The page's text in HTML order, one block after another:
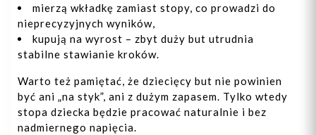
mierzą wkładkę zamiast stopy, co prowadzi do
nieprecyzyjnych wyników,
kupują na wyrost – zbyt duży but utrudnia
stabilne stawianie kroków.
Warto też pamiętać, że dziecięcy but nie powinien
być ani „na styk”, ani z dużym zapasem. Tylko wtedy
stopa dziecka będzie pracować naturalnie i bez
nadmiernego napięcia.